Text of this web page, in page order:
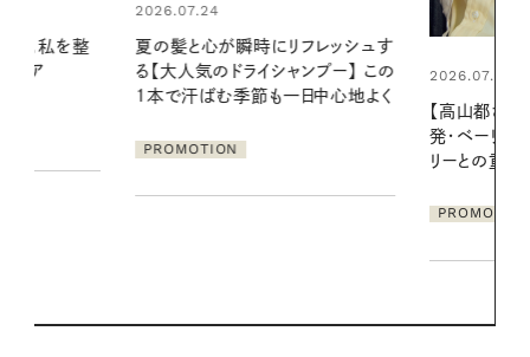
レッシュす
プー】 この
2026.07.21
リーとの重ねづけも素敵な大人の
2026.06.01
やりジェルと
ア